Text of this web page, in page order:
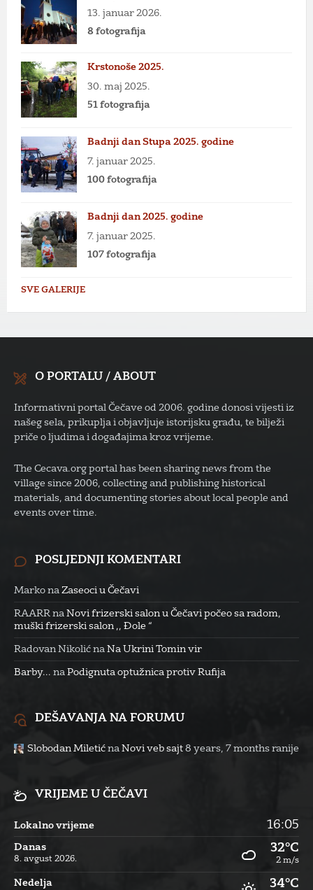
13. januar 2026.
8 fotografija
Krstonoše 2025.
30. maj 2025.
51 fotografija
Badnji dan Stupa 2025. godine
7. januar 2025.
100 fotografija
Badnji dan 2025. godine
7. januar 2025.
107 fotografija
SVE GALERIJE
O PORTALU / ABOUT
Informativni portal Čečave od 2006. godine donosi vijesti iz
našeg sela, prikuplja i objavljuje istorijsku građu, te bilježi
priče o ljudima i događajima kroz vrijeme.
The Cecava.org portal has been sharing news from the
village since 2006, collecting and publishing historical
materials, and documenting stories about local people and
events over time.
POSLJEDNJI KOMENTARI
Marko na Zaseoci u Čečavi
RAARR na Novi frizerski salon u Čečavi počeo sa radom,
muški frizerski salon ,, Đole “
Radovan Nikolić na Na Ukrini Tomin vir
Barby... na Podignuta optužnica protiv Rufija
DEŠAVANJA NA FORUMU
Slobodan Miletić na Novi veb sajt 8 years, 7 months ranije
VRIJEME U ČEČAVI
Lokalno vrijeme 16:05
Danas
8. avgust 2026.
32°C
2 m/s
Nedelja 34°C